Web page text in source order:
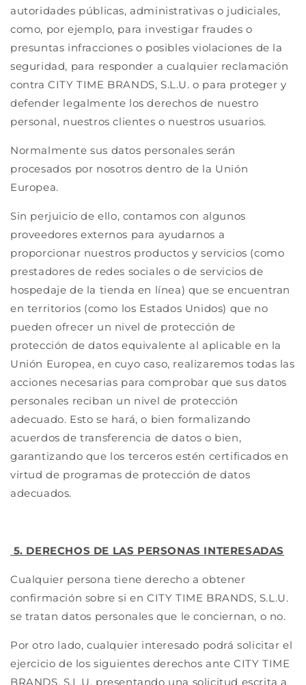
autoridades públicas, administrativas o judiciales,
como, por ejemplo, para investigar fraudes o
presuntas infracciones o posibles violaciones de la
seguridad, para responder a cualquier reclamación
contra CITY TIME BRANDS, S.L.U. o para proteger y
defender legalmente los derechos de nuestro
personal, nuestros clientes o nuestros usuarios.
Normalmente sus datos personales serán
procesados por nosotros dentro de la Unión
Europea.
Sin perjuicio de ello, contamos con algunos
proveedores externos para ayudarnos a
proporcionar nuestros productos y servicios (como
prestadores de redes sociales o de servicios de
hospedaje de la tienda en línea) que se encuentran
en territorios (como los Estados Unidos) que no
pueden ofrecer un nivel de protección de
protección de datos equivalente al aplicable en la
Unión Europea, en cuyo caso, realizaremos todas las
acciones necesarias para comprobar que sus datos
personales reciban un nivel de protección
adecuado. Esto se hará, o bien formalizando
acuerdos de transferencia de datos o bien,
garantizando que los terceros estén certificados en
virtud de programas de protección de datos
adecuados.
5. DERECHOS DE LAS PERSONAS INTERESADAS
Cualquier persona tiene derecho a obtener
confirmación sobre si en CITY TIME BRANDS, S.L.U.
se tratan datos personales que le conciernan, o no.
Por otro lado, cualquier interesado podrá solicitar el
ejercicio de los siguientes derechos ante CITY TIME
BRANDS, S.L.U. presentando una solicitud escrita a